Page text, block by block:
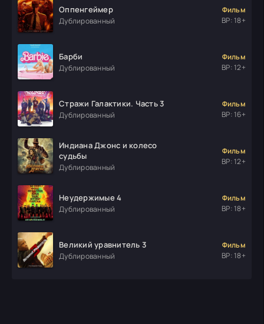
Оппенгеймер
Дублированный
Фильм
ВР: 18+
Барби
Дублированный
Фильм
ВР: 12+
Стражи Галактики. Часть 3
Дублированный
Фильм
ВР: 16+
Индиана Джонс и колесо
судьбы
Дублированный
Фильм
ВР: 12+
Неудержимые 4
Дублированный
Фильм
ВР: 18+
Великий уравнитель 3
Дублированный
Фильм
ВР: 18+